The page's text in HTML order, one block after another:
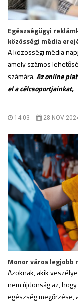
Egészségügyi
közösségi média
A közösségi média
amely számos
számára.Az online
el a célcsoportjainkat,
14:03 28 NOV
Monor város legjobb
Azoknak, akik
nem újdonság az,
egészség megőrzése,